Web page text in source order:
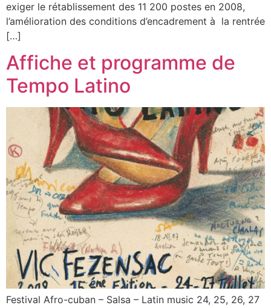
exiger le rétablissement des 11 200 postes en 2008,
l’amélioration des conditions d’encadrement à la rentrée
[…]
Affiche et programme de
Tempo Latino
Festival Afro-cuban – Salsa – Latin music 24, 25, 26, 27